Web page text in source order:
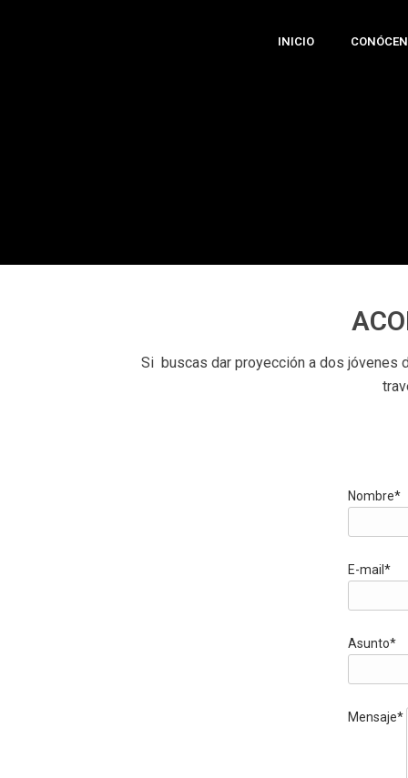
INICIO
Si buscas dar proyección a dos jóvenes
Nombre*
E-mail*
Asunto*
Mensaje*